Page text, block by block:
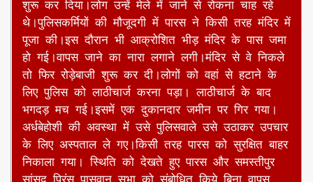
ब्यूरो,पटना:पटना जिले के घोसवरी प्रखंड स्थित चाराडीह में
चौहरमल महोत्सव में जमुई से सांसद चिराग पासवान ने अपने
पिता और पूर्व केंद्रीय मंत्री रामविलास पासवान की मूर्ति का
अनावरण किया।उनके जाने के बाद वहां केंद्रीय मंत्री
पशुपति पारस पहुंचे तो उनके काफिले पर लोगों ने पथराव
शुरू कर दिया।लोग उन्हें मेले में जाने से रोकना चाह रहे
थे।पुलिसकर्मियों की मौजूदगी में पारस ने किसी तरह मंदिर में
पूजा की।इस दौरान भी आक्रोशित भीड़ मंदिर के पास जमा
हो गई।वापस जाने का नारा लगाने लगी।मंदिर से वे निकले
तो फिर रोड़ेबाजी शुरू कर दी।लोगों को वहां से हटाने के